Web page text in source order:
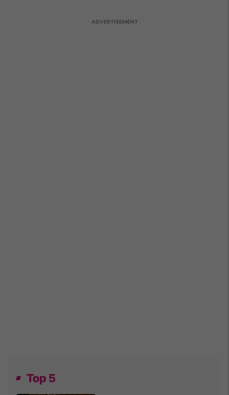
Top 5